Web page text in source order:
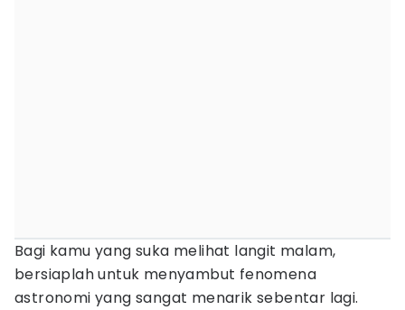
Bagi kamu yang suka melihat langit malam,
bersiaplah untuk menyambut fenomena
astronomi yang sangat menarik sebentar lagi.